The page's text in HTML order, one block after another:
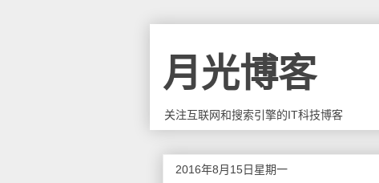
月光博客
关注互联网和搜索引擎的IT科技博客
2016年8月15日星期一